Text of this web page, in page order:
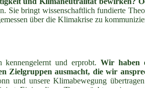
Sie bringt wissenschaftlich fundierte
über die Klimakrise zu
und erprobt. Wir haben
Zielgruppen ausmacht, die wir
und unsere Klimabewegung